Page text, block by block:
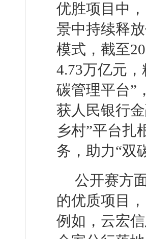
优胜项目中
景中持续释
模式，截至
4.73万亿元
碳管理平台”
获人民银行
乡村”平台扎
务，助力“双
公开赛方
的优质项目
例如，云宏